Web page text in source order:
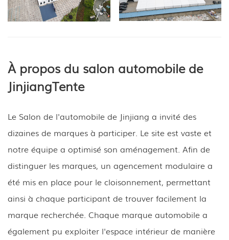
À propos du salon automobile de
JinjiangTente
Le Salon de l'automobile de Jinjiang a invité des
dizaines de marques à participer. Le site est vaste et
notre équipe a optimisé son aménagement. Afin de
distinguer les marques, un agencement modulaire a
été mis en place pour le cloisonnement, permettant
ainsi à chaque participant de trouver facilement la
marque recherchée. Chaque marque automobile a
également pu exploiter l'espace intérieur de manière